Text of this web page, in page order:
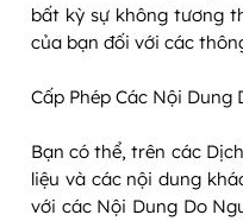
bất kỳ sự không tương
của bạn đối với các
Cấp Phép Các Nội Dung
Bạn có thể, trên các
liệu và các nội dung
với các Nội Dung Do